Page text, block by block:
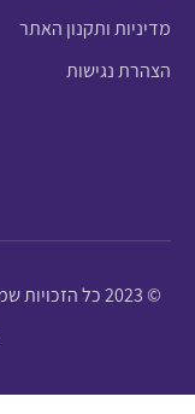
מדיניות ותקנון האתר
הצהרת נגישות
© 2023 כל הזכויות שמורות לקנט - קרן לביטוח נזקי טבע בחקלאות